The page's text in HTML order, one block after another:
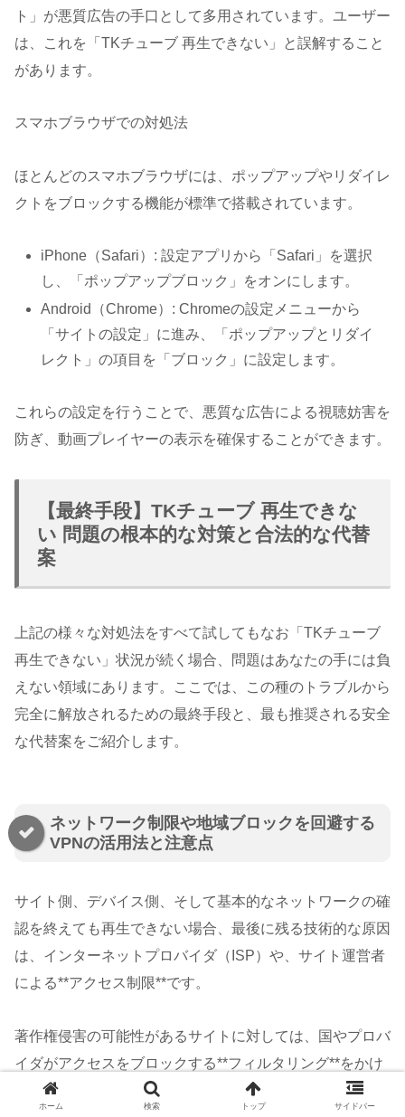
ト」が悪質広告の手口として多用されています。ユーザー
は、これを「TKチューブ 再生できない」と誤解すること
があります。
スマホブラウザでの対処法
ほとんどのスマホブラウザには、ポップアップやリダイレ
クトをブロックする機能が標準で搭載されています。
iPhone（Safari）: 設定アプリから「Safari」を選択
し、「ポップアップブロック」をオンにします。
Android（Chrome）: Chromeの設定メニューから
「サイトの設定」に進み、「ポップアップとリダイ
レクト」の項目を「ブロック」に設定します。
これらの設定を行うことで、悪質な広告による視聴妨害を
防ぎ、動画プレイヤーの表示を確保することができます。
【最終手段】TKチューブ 再生できな
い 問題の根本的な対策と合法的な代替
案
上記の様々な対処法をすべて試してもなお「TKチューブ
再生できない」状況が続く場合、問題はあなたの手には負
えない領域にあります。ここでは、この種のトラブルから
完全に解放されるための最終手段と、最も推奨される安全
な代替案をご紹介します。
ネットワーク制限や地域ブロックを回避する
VPNの活用法と注意点
サイト側、デバイス側、そして基本的なネットワークの確
認を終えても再生できない場合、最後に残る技術的な原因
は、インターネットプロバイダ（ISP）や、サイト運営者
による**アクセス制限**です。
著作権侵害の可能性があるサイトに対しては、国やプロバ
イダがアクセスをブロックする**フィルタリング**をかけ
ている場合があります。このフィルタリングを回避するた
ホーム 検索 トップ サイドバー